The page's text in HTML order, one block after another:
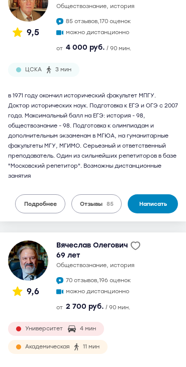
9,5
обществознание, история
85 отзывов,170 оценок
можно дистанционно
от 4 000 руб. / 90 мин.
ЦСКА 3 мин
в 1971 году окончил исторический факультет МПГУ.
Доктор исторических наук. Подготовка к ЕГЭ и ОГЭ с 2007
года. Максимальный балл на ЕГЭ: история - 98,
обществознание - 98. Подготовка к олимпиадам и
дополнительным экзаменам в МГЮА, на гуманитарные
факультеты МГУ, МГИМО. Серьезный и ответственный
преподаватель. Один из сильнейших репетиторов в базе
"Московский репетитор". Возможны дистанционные
занятия
Подробнее Отзывы 85 Написать
9,6
Вячеслав Олегович
69 лет
обществознание, история
70 отзывов,196 оценок
можно дистанционно
от 2 700 руб. / 90 мин.
Университет 4 мин
Академическая 11 мин